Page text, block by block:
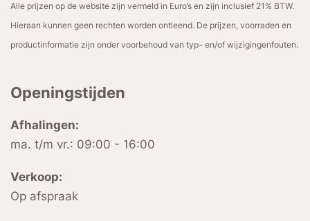
Alle prijzen op de website zijn vermeld in Euro’s en zijn inclusief 21% BTW.
Hieraan kunnen geen rechten worden ontleend. De prijzen, voorraden en
productinformatie zijn onder voorbehoud van typ- en/of wijzigingenfouten.
Openingstijden
Afhalingen:
ma. t/m vr.: 09:00 - 16:00
Verkoop:
Op afspraak